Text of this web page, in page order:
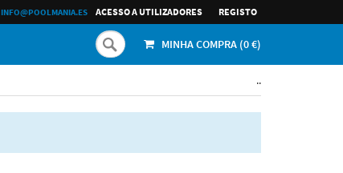
ACESSO A UTILIZADORES REGISTO
INFO@POOLMANIA.ES
MINHA COMPRA (0€)
..